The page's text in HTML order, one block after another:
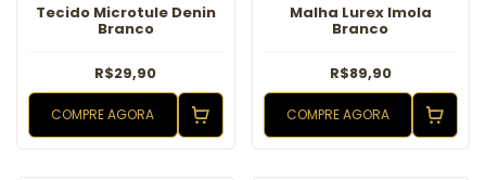
Tecido Microtule Denin
Branco
R$29,90
COMPRE AGORA
Malha Lurex Imola
Branco
R$89,90
COMPRE AGORA